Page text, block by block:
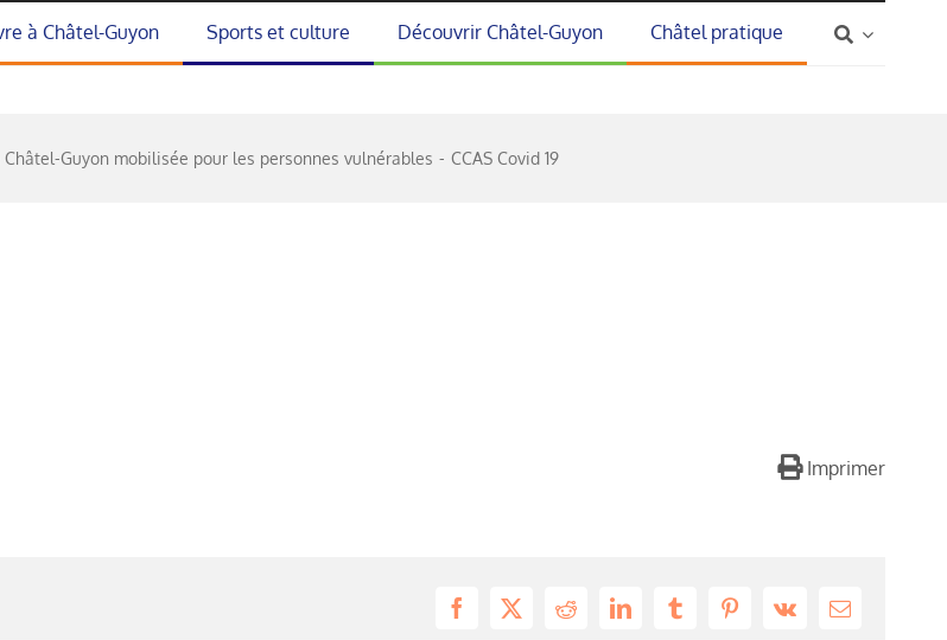
à Châtel-Guyon Sports et culture Découvrir Châtel-Guyon Châtel pratique
Châtel-Guyon mobilisée pour les personnes vulnérables CCAS Covid 19
Imprimer
Facebook
X RedditLinkedInTumblrPinterest
Vk Email